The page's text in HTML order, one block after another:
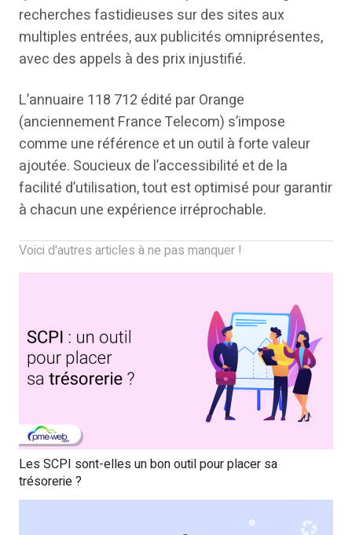
recherches fastidieuses sur des sites aux
multiples entrées, aux publicités omniprésentes,
avec des appels à des prix injustifié.
L’annuaire 118 712 édité par Orange
(anciennement France Telecom) s’impose
comme une référence et un outil à forte valeur
ajoutée. Soucieux de l’accessibilité et de la
facilité d’utilisation, tout est optimisé pour garantir
à chacun une expérience irréprochable.
Voici d'autres articles à ne pas manquer !
Les SCPI sont-elles un bon outil pour placer sa
trésorerie ?